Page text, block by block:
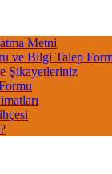
Metni
ve Bilgi Talep
Şikayetleriniz